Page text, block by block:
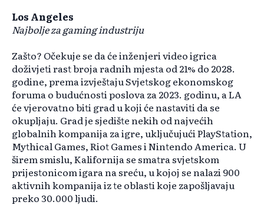
Los Angeles
Najbolje za gaming industriju
Zašto? Očekuje se da će inženjeri video igrica
doživjeti rast broja radnih mjesta od 21% do 2028.
godine, prema izvještaju Svjetskog ekonomskog
foruma o budućnosti poslova za 2023. godinu, a LA
će vjerovatno biti grad u koji će nastaviti da se
okupljaju. Grad je sjedište nekih od najvećih
globalnih kompanija za igre, uključujući PlayStation,
Mythical Games, Riot Games i Nintendo America. U
širem smislu, Kalifornija se smatra svjetskom
prijestonicom igara na sreću, u kojoj se nalazi 900
aktivnih kompanija iz te oblasti koje zapošljavaju
preko 30.000 ljudi.